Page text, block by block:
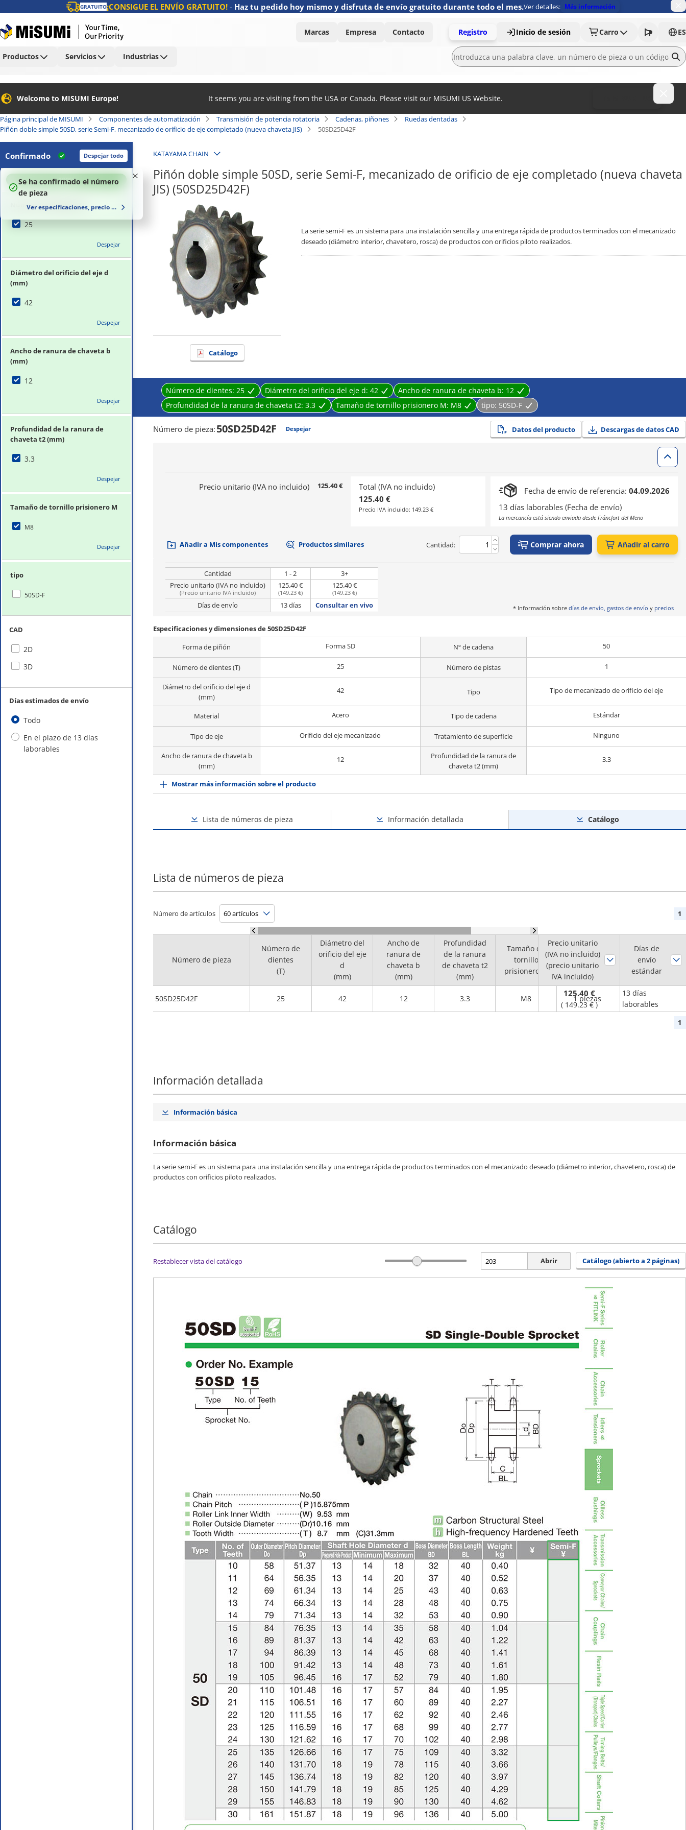
GRATUITO¡CONSIGUE EL ENVÍO GRATUITO!- Haz tu pedido hoy mismo y disfruta de envío gratuito durante todo el mes.Ver detalles: Más información
Marcas Empresa Contacto Registro Inicio de sesión Carro ES
Productos Servicios Industrias
Welcome to MISUMI Europe! It seems you are visiting from the USA or Canada. Please visit our MISUMI US Website.
Página principal de MISUMI Componentes de automatización Transmisión de potencia rotatoria Cadenas, piñones
Ruedas dentadas
Piñón doble simple 50SD, serie Semi-F, mecanizado de orificio de eje completado (nueva chaveta JIS)
50SD25D42F
Confirmado Despejar todo
100%
Se ha confirmado el número
de pieza
Ver especificaciones, precio y plazo de entrega
Número de dientes (T)
25
Despejar
Diámetro del orificio del eje d
(mm)
42
Despejar
Ancho de ranura de chaveta b
(mm)
12
Despejar
Profundidad de la ranura de
chaveta t2 (mm)
3.3
Despejar
Tamaño de tornillo prisionero M
M8
Despejar
tipo
50SD-F
CAD
2D
3D
Días estimados de envío
Todo
En el plazo de 13 días
laborables
KATAYAMA CHAIN
Piñón doble simple 50SD, serie Semi-F, mecanizado de orificio de eje completado (nueva chaveta
JIS) (50SD25D42F)
Catálogo
La serie semi-F es un sistema para una instalación sencilla y una entrega rápida de productos terminados con el mecanizado
deseado (diámetro interior, chavetero, rosca) de productos con orificios piloto realizados.
Número de dientes: 25 Diámetro del orificio del eje d: 42 Ancho de ranura de chaveta b: 12
Profundidad de la ranura de chaveta t2: 3.3 Tamaño de tornillo prisionero M: M8 tipo: 50SD-F
Número de pieza: 50SD25D42F Despejar Datos del producto Descargas de datos CAD
Precio unitario (IVA no incluido) 125.40 €
Total (IVA no incluido)
125.40 €
Precio IVA incluido: 149.23 €
Fecha de envío de referencia: 04.09.2026
13 días laborables (Fecha de envío)
La mercancía está siendo enviada desde Fráncfort del Meno
Añadir a Mis componentes Productos similares Cantidad: Comprar ahora Añadir al carro
Cantidad 1 - 2
3+
Precio unitario (IVA no incluido)
(Precio unitario IVA incluido)
125.40 €
(149.23 €)
125.40 €
(149.23 €)
Días de envío 13 días Consultar en vivo * Información sobre días de envío, gastos de envío y precios
Especificaciones y dimensiones de 50SD25D42F
Forma de piñón
Forma SD Nº de cadena 50
Número de dientes (T) 25 Número de pistas 1
Diámetro del orificio del eje d
(mm)
42 Tipo Tipo de mecanizado de orificio del eje
Material Acero Tipo de cadena Estándar
Tipo de eje Orificio del eje mecanizado Tratamiento de superficie Ninguno
Ancho de ranura de chaveta b
(mm)
12
Profundidad de la ranura de
chaveta t2 (mm)
3.3
Mostrar más información sobre el producto
Lista de números de pieza Información detallada Catálogo
Lista de números de pieza
Número de artículos 1
Número de pieza
50SD25D42F
Número de
dientes
(T)
Diámetro del
orificio del eje
d
(mm)
Ancho de
ranura de
chaveta b
(mm)
Profundidad
de la ranura
de chaveta t2
(mm)
Tamaño de
tornillo
prisionero M
Cantidad
mínima de
pedido
25 42 12 3.3 M8 1 piezas
Precio unitario
(IVA no incluido)
(precio unitario
IVA incluido)
Días de
envío
estándar
125.40 €
( 149.23 € )
13 días
laborables
1
Información detallada
Información básica
Información básica
La serie semi-F es un sistema para una instalación sencilla y una entrega rápida de productos terminados con el mecanizado deseado (diámetro interior, chavetero, rosca) de
productos con orificios piloto realizados.
Catálogo
Restablecer vista del catálogo Abrir Catálogo (abierto a 2 páginas)